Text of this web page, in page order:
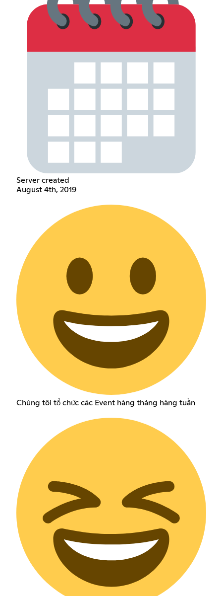
Server created
August 4th, 2019
Chúng tôi tổ chức các Event hàng tháng hàng tuần